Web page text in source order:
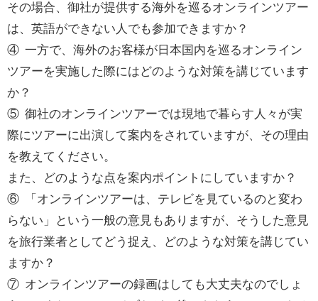
その場合、御社が提供する海外を巡るオンラインツアー
は、英語ができない人でも参加できますか？
④ 一方で、海外のお客様が日本国内を巡るオンライン
ツアーを実施した際にはどのような対策を講じています
か？
⑤ 御社のオンラインツアーでは現地で暮らす人々が実
際にツアーに出演して案内をされていますが、その理由
を教えてください。
また、どのような点を案内ポイントにしていますか？
⑥
「オンラインツアーは、テレビを見ているのと変わ
らない」という一般の意見もありますが、そうした意見
を旅行業者としてどう捉え、どのような対策を講じてい
ますか？
⑦ オンラインツアーの録画はしても大丈夫なのでしょ